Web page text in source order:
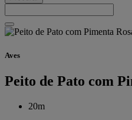
Aves
Peito de Pato com
20m